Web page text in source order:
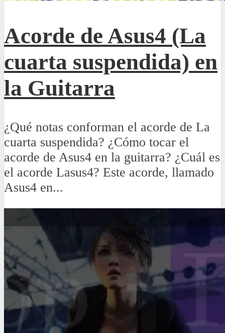
Acorde de Asus4 (La
cuarta suspendida) en
la Guitarra
¿Qué notas conforman el acorde de La
cuarta suspendida? ¿Cómo tocar el
acorde de Asus4 en la guitarra? ¿Cuál es
el acorde Lasus4? Este acorde, llamado
Asus4 en...